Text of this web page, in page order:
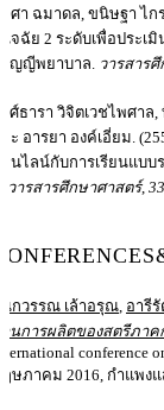
ศา ฉมาดล, ขนิษฐา ไก
จฉัย 2 ระดับเพื่อประเ
ญญีพยาบาล. วารสาร
ศ์ธารา วิจิตเวชไพศา
ะ อารยา องค์เอี่ยม.
นไลน์กับการเรียนแบ
วารสารศึกษาศาสตร์, 33
กวรรณ เล้าอรุณ, อารี
นการผลิตของสตรีภา
conference
ษภาคม 2016, กำแพง